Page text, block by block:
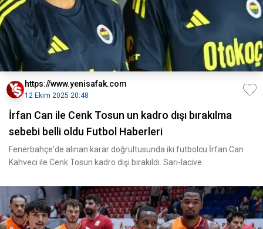
https://www.yenisafak.com
12 Ekim 2025 20:48
İrfan Can ile Cenk Tosun un kadro dışı bırakılma
sebebi belli oldu Futbol Haberleri
Fenerbahçe'de alınan karar doğrultusunda iki futbolcu İrfan Can
Kahveci ile Cenk Tosun kadro dışı bırakıldı. Sarı-lacive